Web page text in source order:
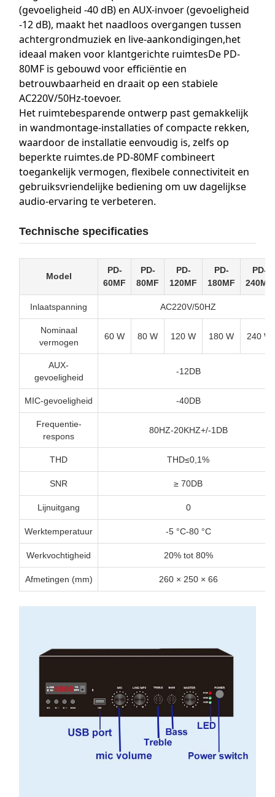
(gevoeligheid -40 dB) en AUX-invoer (gevoeligheid
-12 dB), maakt het naadloos overgangen tussen
achtergrondmuziek en live-aankondigingen,het
ideaal maken voor klantgerichte ruimtesDe PD-
80MF is gebouwd voor efficiëntie en
betrouwbaarheid en draait op een stabiele
AC220V/50Hz-toevoer.
Het ruimtebesparende ontwerp past gemakkelijk
in wandmontage-installaties of compacte rekken,
waardoor de installatie eenvoudig is, zelfs op
beperkte ruimtes.de PD-80MF combineert
toegankelijk vermogen, flexibele connectiviteit en
gebruiksvriendelijke bediening om uw dagelijkse
audio-ervaring te verbeteren.
Technische specificaties
Model
PD-
60MF
PD-
80MF
PD-
120MF
PD-
180MF
PD-
240MF
Inlaatspanning AC220V/50HZ
Nominaal
vermogen
60 W 80 W 120 W 180 W 240 W
AUX-
gevoeligheid
-12DB
MIC-gevoeligheid -40DB
Frequentie-
respons
80HZ-20KHZ+/-1DB
THD THD≤0,1%
SNR ≥ 70DB
Lijnuitgang 0
Werktemperatuur -5 °C-80 °C
Werkvochtigheid 20% tot 80%
Afmetingen (mm) 260 × 250 × 66